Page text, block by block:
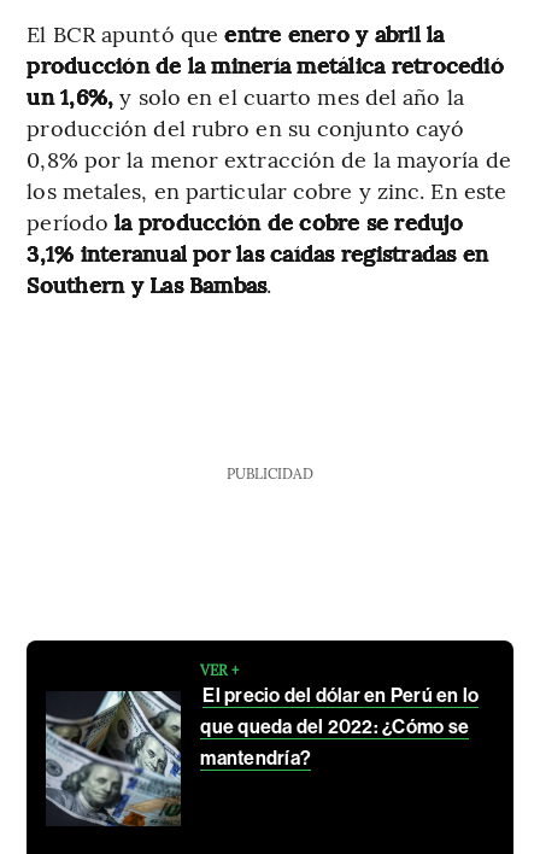
El BCR apuntó que entre enero y abril la
producción de la minería metálica retrocedió
un 1,6%, y solo en el cuarto mes del año la
producción del rubro en su conjunto cayó
0,8% por la menor extracción de la mayoría de
los metales, en particular cobre y zinc. En este
períodola producción de cobre se redujo
3,1% interanual por las caídas registradas en
Southern y Las Bambas.
PUBLICIDAD
VER +
El precio del dólar en Perú en lo
que queda del 2022: ¿Cómo se
mantendría?